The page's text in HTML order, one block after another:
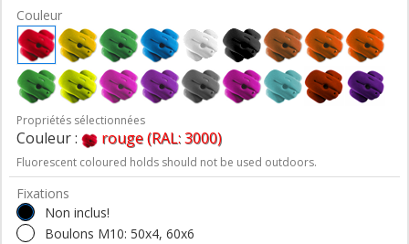
Couleur
Propriétés sélectionnées
Couleur : rouge (RAL: 3000)
Fluorescent coloured holds should not be used outdoors.
Fixations
Non inclus!
Boulons M10: 50x4, 60x6